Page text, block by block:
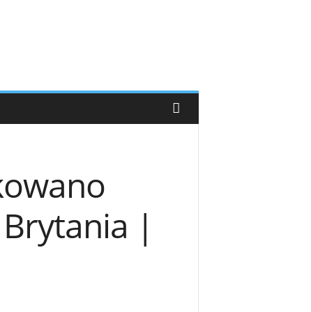
|